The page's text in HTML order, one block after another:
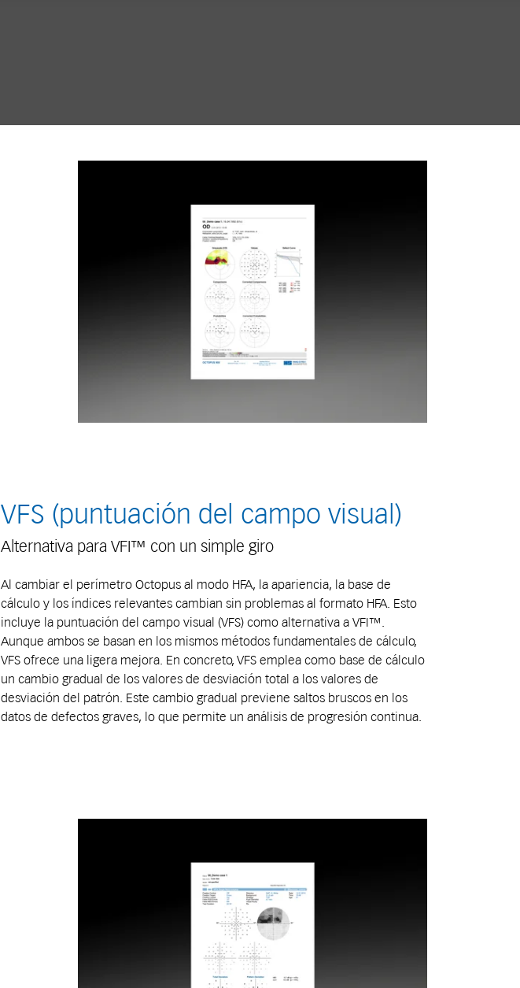
VFS (puntuación del campo visual)
Alternativa para VFI™ con un simple giro
Al cambiar el perímetro Octopus al modo HFA, la apariencia, la base de
cálculo y los índices relevantes cambian sin problemas al formato HFA. Esto
incluye la puntuación del campo visual (VFS) como alternativa a VFI™.
Aunque ambos se basan en los mismos métodos fundamentales de cálculo,
VFS ofrece una ligera mejora. En concreto, VFS emplea como base de cálculo
un cambio gradual de los valores de desviación total a los valores de
desviación del patrón. Este cambio gradual previene saltos bruscos en los
datos de defectos graves, lo que permite un análisis de progresión continua.